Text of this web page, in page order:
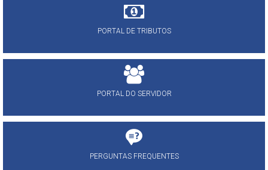
PORTAL DE TRIBUTOS
PORTAL DO SERVIDOR
PERGUNTAS FREQUENTES